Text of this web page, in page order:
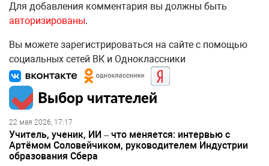
Для добавления комментария вы должны быть
авторизированы.
Вы можете зарегистрироваться на сайте с помощью
социальных сетей ВК и Одноклассники
Выбор читателей
22 мая 2026, 17:17
Учитель, ученик, ИИ – что меняется: интервью с
Артёмом Соловейчиком, руководителем Индустрии
образования Сбера